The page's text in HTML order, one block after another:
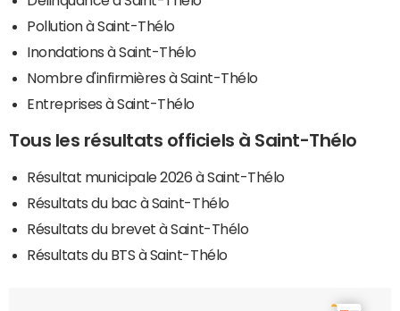
Pollution à Saint-Thélo
Inondations à Saint-Thélo
Nombre d'infirmières à Saint-Thélo
Entreprises à Saint-Thélo
Tous les résultats officiels à Saint-Thélo
Résultat municipale 2026 à Saint-Thélo
Résultats du bac à Saint-Thélo
Résultats du brevet à Saint-Thélo
Résultats du BTS à Saint-Thélo